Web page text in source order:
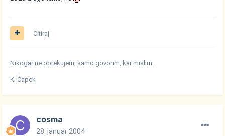
Citiraj
Nikogar ne obrekujem, samo govorim, kar mislim.
K. Čapek
cosma
28. januar 2004